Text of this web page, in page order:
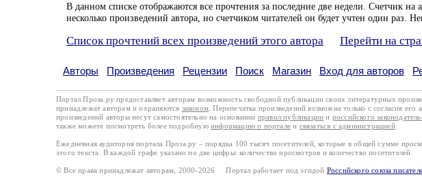
В данном списке отображаются все прочтения за последние две недели. Счетчик
несколько произведений автора, но счетчиком читателей он будет учтен один раз.
Список прочтений всех произведений этого автора Перейти на
Авторы Произведения Рецензии Поиск Магазин Вход для авторов
Портал Проза.ру предоставляет авторам возможность свободной публикации своих литературных
принадлежат авторам и охраняются законом . Перепечатка произведений возможна только с согласия
произведений авторы несут самостоятельно на основании правил публикации и российского
также можете посмотреть более подробную информацию о портале и связаться с администрацией.
Ежедневная аудитория портала Проза.ру – порядка 100 тысяч посетителей, которые в общей сумме
этого текста. В каждой графе указано по две цифры: количество просмотров и количество посетителей.
© Все права принадлежат авторам, 2000-2026 Портал работает под эгидой Российского союза